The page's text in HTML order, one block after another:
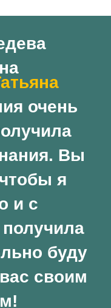
очень
Вы
я
и с
буду
своим